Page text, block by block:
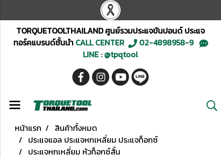
TORQUETOOLTHAILAND ศูนย์รวมประแจขันปอนด์ ประแจ
ทอร์คแบรนด์ชั้นนำCALL CENTER
02-4898958-9
LINE : @tpqtool
หน้าแรก
สินค้าทั้งหมด
ประแจแอล ประแจหกเหลี่ยม ประแจท็อกซ์
ประแจหกเหลี่ยม หัวท็อกซ์สั้น